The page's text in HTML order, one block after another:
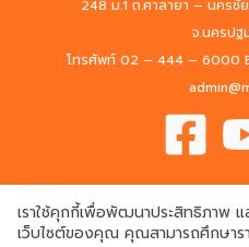
248 ม.1 ถ.ศาลายา – นคร
จ.นครปฐ
โทรศัพท์ 02 – 444 – 6000
เราใช้คุกกี้เพื่อพัฒนาประสิทธิภาพ แ
เว็บไซต์ของคุณ คุณสามารถศึกษาร